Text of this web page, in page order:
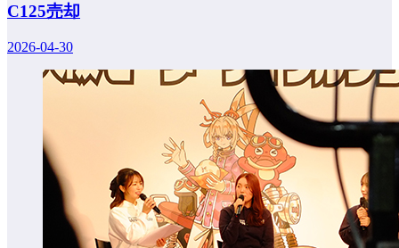
C125売却
2026-04-30